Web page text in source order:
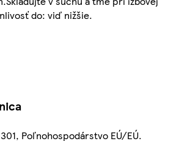
do: viď nižšie.
Poľnohospodárstvo EÚ/EÚ.